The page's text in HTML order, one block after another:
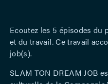
Ecoutez les 5 épisodes du
et du travail. Ce travail
job(s).
SLAM TON DREAM JOB